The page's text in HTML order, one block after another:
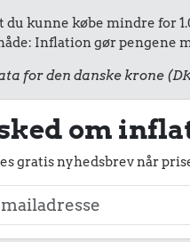
du kunne købe mindre for
Inflation gør
for den danske krone
om
gratis nyhedsbrev når